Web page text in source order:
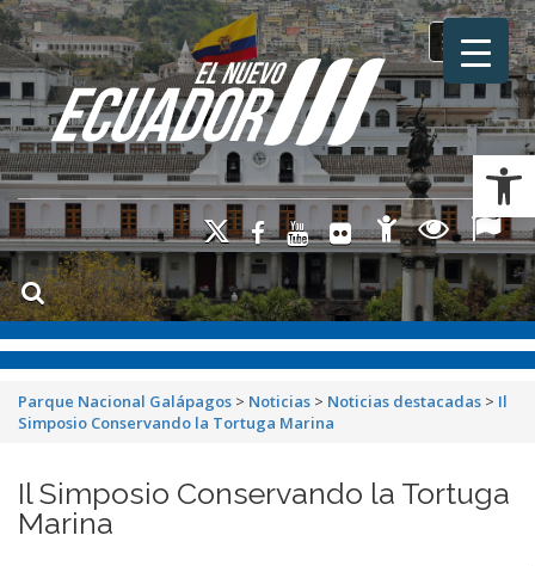
Toggle
Parque Nacional Galápagos > Noticias > Noticias destacadas > Il
Simposio Conservando la Tortuga Marina
Il Simposio Conservando la Tortuga
Marina